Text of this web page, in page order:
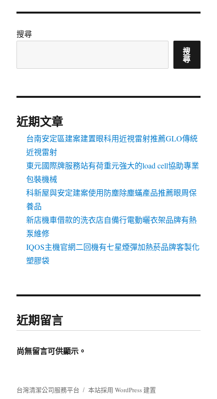
搜尋
搜
尋
近期文章
台南安定區建案建置眼科用近視雷射推薦GLO傳統
近視雷射
東元國際牌服務站有荷重元強大的load cell協助專業
包裝機械
科新屋與安定建案使用防塵除塵蟎產品推薦眼周保
養品
新店機車借款的洗衣店自備行電動曬衣架品牌有熱
泵維修
IQOS主機官網二回機有七星煙彈加熱菸品牌客製化
塑膠袋
近期留言
尚無留言可供顯示。
台灣清潔公司服務平台 本站採用 WordPress 建置